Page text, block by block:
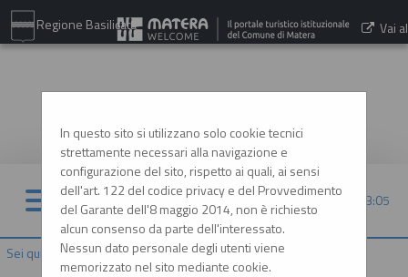
Regione Basilicata Vai al
06/08/2026 23:05
Sei qui: Home»Informazioni»Cookies
In questo sito si utilizzano solo cookie tecnici
strettamente necessari alla navigazione e
configurazione del sito, rispetto ai quali, ai sensi
dell'art. 122 del codice privacy e del Provvedimento
del Garante dell'8 maggio 2014, non è richiesto
alcun consenso da parte dell'interessato.
Nessun dato personale degli utenti viene
memorizzato nel sito mediante cookie.